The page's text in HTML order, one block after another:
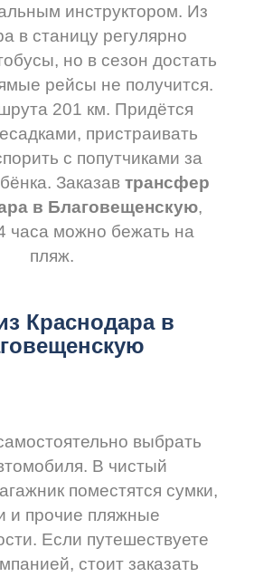
инструктором. Из
в станицу регулярно
но в сезон достать
рейсы не получится.
201 км. Придётся
пристраивать
с попутчиками за
Заказав трансфер
в Благовещенскую,
часа можно бежать на
пляж.
Краснодара в
выбрать
В чистый
поместятся сумки,
и прочие пляжные
Если путешествуете
стоит заказать